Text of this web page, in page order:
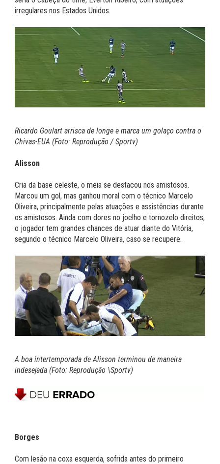
irregulares nos Estados Unidos.
Ricardo Goulart arrisca de longe e marca um golaço contra o
Chivas-EUA (Foto: Reprodução / Sportv)
Alisson
Cria da base celeste, o meia se destacou nos amistosos.
Marcou um gol, mas ganhou moral com o técnico Marcelo
Oliveira, principalmente pelas atuações e assistências durante
os amistosos. Ainda com dores no joelho e tornozelo direitos,
o jogador tem grandes chances de atuar diante do Vitória,
segundo o técnico Marcelo Oliveira, caso se recupere.
A boa intertemporada de Alisson terminou de maneira
indesejada (Foto: Reprodução \Sportv)
Borges
Com lesão na coxa esquerda, sofrida antes do primeiro